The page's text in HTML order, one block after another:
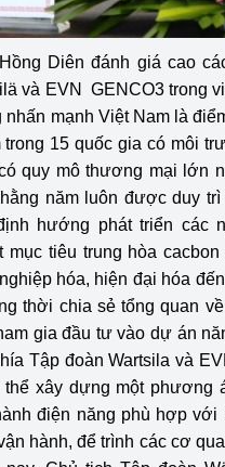
Diên đánh giá cao
và EVN GENCO3 trong
mạnh Việt Nam là
15 quốc gia có môi
quy mô thương mại lớn
năm luôn được duy
hướng phát triển các
mục tiêu trung hòa
hóa, hiện đại hóa
thời chia sẻ tổng quan
gia đầu tư vào dự án
Tập đoàn Wartsila và
xây dựng một phương
điện năng phù hợp
hành, để trình các cơ